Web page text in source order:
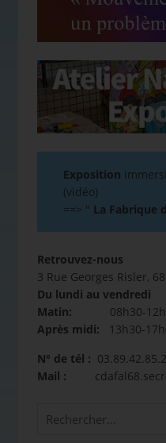
Exposition
(vidéo)
==> " La Fabrique
Retrouvez-nous
3 Rue Georges Risler,
Du lundi au vendredi
Matin: 08h30-
Après midi: 13h30-
N° de tél :
Mail :